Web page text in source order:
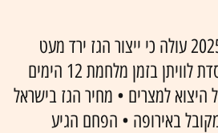
מדוח משק הגז לשנת 2025 עולה כי ייצור הגז ירד מעט
ב-2025 בשל סגירת אסדת לוויתן בזמן מלחמת 12 הימים
היצוא למצרים • מחיר הגז בישראל
באירופה • הפחם הגיע